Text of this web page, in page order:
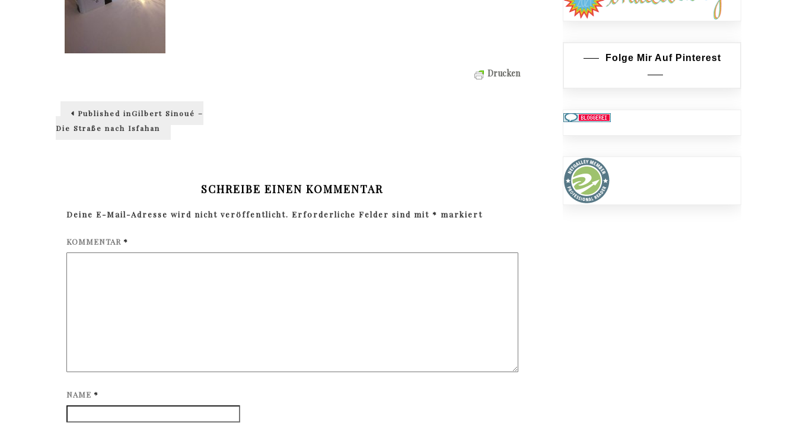
Drucken
Beitragsnavigation
Published inGilbert Sinoué –
Die Straße nach Isfahan
SCHREIBE EINEN KOMMENTAR
Deine E-Mail-Adresse wird nicht veröffentlicht. Erforderliche Felder sind mit * markiert
KOMMENTAR *
NAME *
Folge Mir Auf Pinterest